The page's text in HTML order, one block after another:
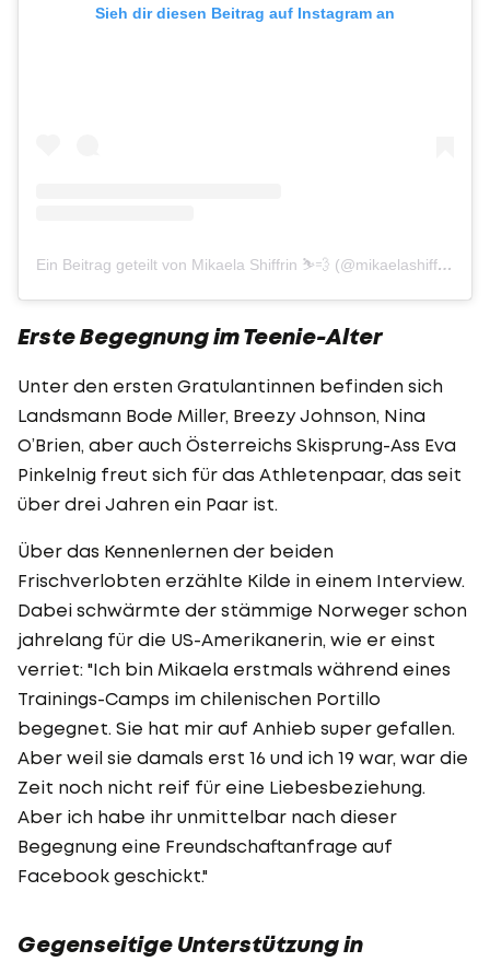
Sieh dir diesen Beitrag auf Instagram an
Ein Beitrag geteilt von Mikaela Shiffrin ⛷💨 (@mikaelashiffrin)
Erste Begegnung im Teenie-Alter
Unter den ersten Gratulantinnen befinden sich
Landsmann Bode Miller, Breezy Johnson, Nina
O’Brien, aber auch Österreichs Skisprung-Ass Eva
Pinkelnig freut sich für das Athletenpaar, das seit
über drei Jahren ein Paar ist.
Über das Kennenlernen der beiden
Frischverlobten erzählte Kilde in einem Interview.
Dabei schwärmte der stämmige Norweger schon
jahrelang für die US-Amerikanerin, wie er einst
verriet: "Ich bin Mikaela erstmals während eines
Trainings-Camps im chilenischen Portillo
begegnet. Sie hat mir auf Anhieb super gefallen.
Aber weil sie damals erst 16 und ich 19 war, war die
Zeit noch nicht reif für eine Liebesbeziehung.
Aber ich habe ihr unmittelbar nach dieser
Begegnung eine Freundschaftanfrage auf
Facebook geschickt."
Gegenseitige Unterstützung in